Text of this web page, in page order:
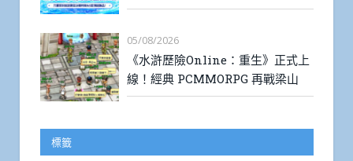
05/08/2026
《水滸歷險Online：重生》正式上
線！經典 PCMMORPG 再戰梁山
標籤